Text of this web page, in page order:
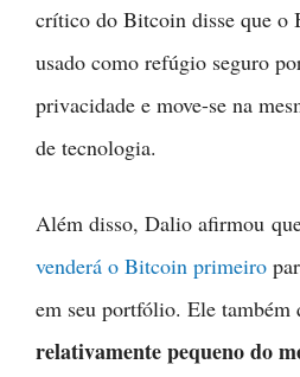
crítico do Bitcoin disse que o
usado como refúgio seguro
privacidade e move-se na
de tecnologia.
Além disso, Dalio afirmou
venderá o Bitcoin primeiro
em seu portfólio. Ele também
relativamente pequeno do